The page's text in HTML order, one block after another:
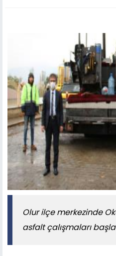
Olur ilçe merkezinde
asfalt çalışmaları